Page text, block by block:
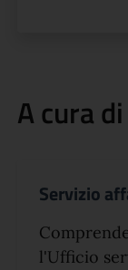
A cura di
Servizio
l'Ufficio